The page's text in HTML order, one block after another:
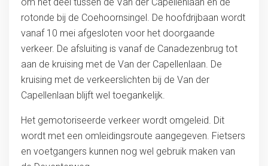
rotonde bij de Coehoornsingel. De hoofdrijbaan wordt
vanaf 10 mei afgesloten voor het doorgaande
verkeer. De afsluiting is vanaf de Canadezenbrug tot
aan de kruising met de Van der Capellenlaan. De
kruising met de verkeerslichten bij de Van der
Capellenlaan blijft wel toegankelijk.
Het gemotoriseerde verkeer wordt omgeleid. Dit
wordt met een omleidingsroute aangegeven. Fietsers
en voetgangers kunnen nog wel gebruik maken van